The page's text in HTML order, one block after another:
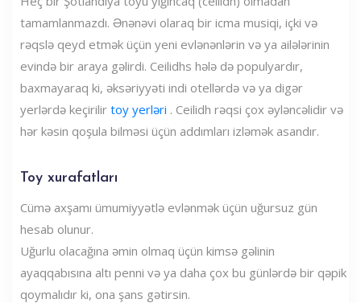
tamamlanmazdı. Ənənəvi olaraq bir icma musiqi, içki və
rəqslə qeyd etmək üçün yeni evlənənlərin və ya ailələrinin
evində bir araya gəlirdi. Ceilidhs hələ də populyardır,
baxmayaraq ki, əksəriyyəti indi otellərdə və ya digər
yerlərdə keçirilir toy yerləri . Ceilidh rəqsi çox əyləncəlidir və
hər kəsin qoşula bilməsi üçün addımları izləmək asandır.
Toy xurafatları
Cümə axşamı ümumiyyətlə evlənmək üçün uğursuz gün
hesab olunur.
Uğurlu olacağına əmin olmaq üçün kimsə gəlinin
ayaqqabısına altı penni və ya daha çox bu günlərdə bir qəpik
qoymalıdır ki, ona şans gətirsin.